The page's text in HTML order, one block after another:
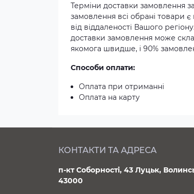
Терміни доставки замовлення
замовлення всі обрані товари
від віддаленості Вашого
доставки замовлення може
якомога швидше, і 90%
Способи оплати:
Оплата при отриманні
Оплата на карту
КОНТАКТИ ТА АДРЕСА
п-кт Соборності, 43 Луцьк,
43000